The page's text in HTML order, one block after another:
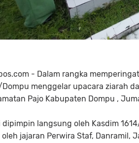
- Dalam rangka
Dompu menggelar upacara ziarah
Pajo Kabupaten Dompu ,
langsung oleh Kasdim
jajaran Perwira Staf, Danramil,